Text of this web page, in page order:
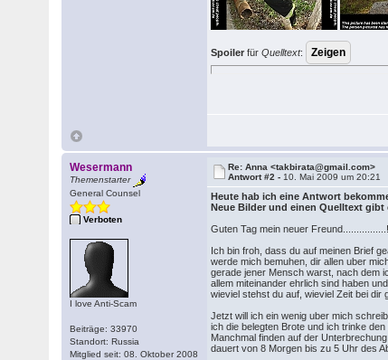
Spoiler fürQuelltext:
Wesermann
Themenstarter
General Counsel
Verboten
I love Anti-Scam
Beiträge: 33970
Standort: Russia
Mitglied seit: 08. Oktober 2008
Re: Anna <takbirata@gmail.com>
Antwort #2 - 10. Mai 2009 um 20:21
Heute hab ich eine Antwort
Neue Bilder und einen Quelltext gibt
Guten Tag mein neuer Freund................!
Ich bin froh, dass du auf meinen Brief
werde mich bemuhen, dir allen uber
gerade jener Mensch warst, nach dem
allem miteinander ehrlich sind haben
wieviel stehst du auf, wieviel Zeit bei dir
Jetzt will ich ein wenig uber mich
ich die belegten Brote und ich trinke
Manchmal finden auf der
dauert von 8 Morgen bis zu 5 Uhr des